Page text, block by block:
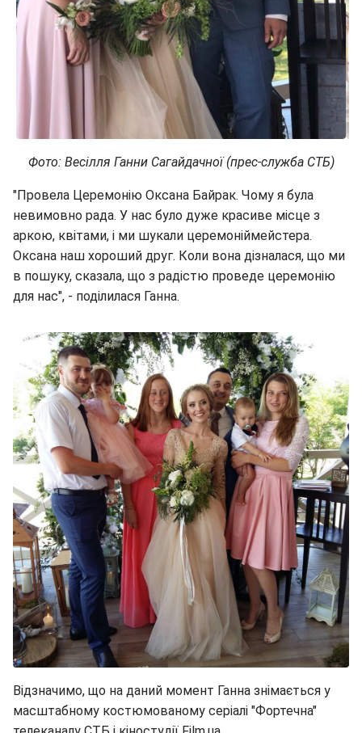
Фото: Весілля Ганни Сагайдачної(прес-служба СТБ)
"Провела Церемонію Оксана Байрак. Чому я була
невимовно рада. У нас було дуже красиве місце з
аркою, квітами, і ми шукали церемоніймейстера.
Оксана наш хороший друг. Коли вона дізналася, що ми
в пошуку, сказала, що з радістю проведе церемонію
для нас", - поділилася Ганна.
Відзначимо, що на даний момент Ганна знімається у
масштабному костюмованому серіалі "Фортечна"